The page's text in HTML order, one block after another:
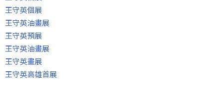
王守英個展
王守英油畫展
王守英預展
王守英油畫展
王守英畫展
王守英高雄首展